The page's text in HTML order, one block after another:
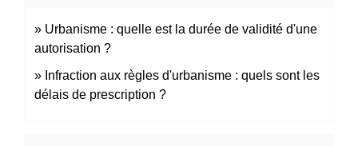
Urbanisme : quelle est la durée de validité d'une
autorisation ?
Infraction aux règles d'urbanisme : quels sont les
délais de prescription ?